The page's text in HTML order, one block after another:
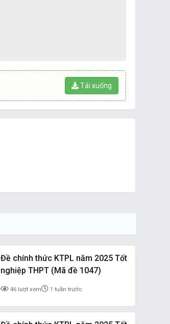
Tải xuống
Đề chính thức KTPL năm 2025 Tốt
nghiệp THPT (Mã đề 1047)
46 lượt xem 1 tuần trước